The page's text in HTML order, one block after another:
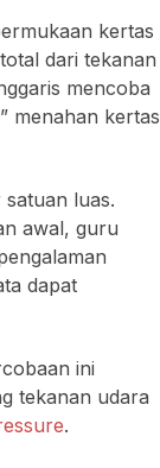
kertas
dari tekanan
mencoba
menahan kertas
luas.
awal, guru
dapat
ini
tekanan udara
.